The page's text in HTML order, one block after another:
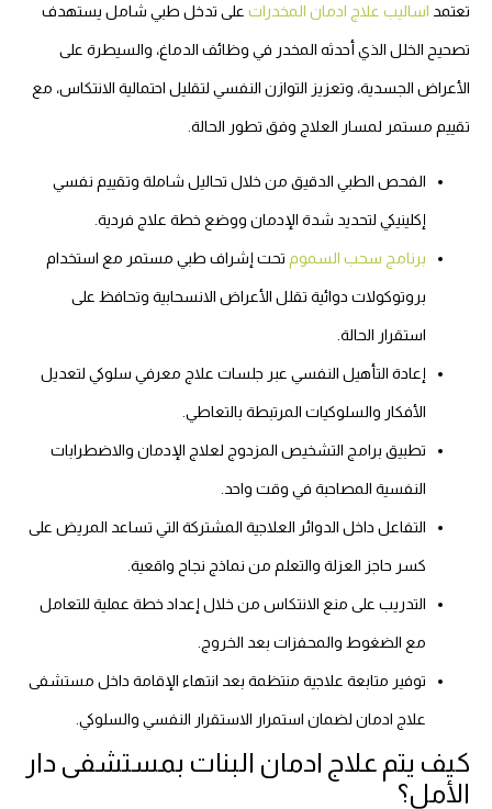
تعتمد اساليب علاج ادمان المخدرات على تدخل طبي شامل يستهدف
تصحيح الخلل الذي أحدثه المخدر في وظائف الدماغ، والسيطرة على
الأعراض الجسدية، وتعزيز التوازن النفسي لتقليل احتمالية الانتكاس، مع
تقييم مستمر لمسار العلاج وفق تطور الحالة.
الفحص الطبي الدقيق من خلال تحاليل شاملة وتقييم نفسي
إكلينيكي لتحديد شدة الإدمان ووضع خطة علاج فردية.
برنامج سحب السموم تحت إشراف طبي مستمر مع استخدام
بروتوكولات دوائية تقلل الأعراض الانسحابية وتحافظ على
استقرار الحالة.
إعادة التأهيل النفسي عبر جلسات علاج معرفي سلوكي لتعديل
الأفكار والسلوكيات المرتبطة بالتعاطي.
تطبيق برامج التشخيص المزدوج لعلاج الإدمان والاضطرابات
النفسية المصاحبة في وقت واحد.
التفاعل داخل الدوائر العلاجية المشتركة التي تساعد المريض على
كسر حاجز العزلة والتعلم من نماذج نجاح واقعية.
التدريب على منع الانتكاس من خلال إعداد خطة عملية للتعامل
مع الضغوط والمحفزات بعد الخروج.
توفير متابعة علاجية منتظمة بعد انتهاء الإقامة داخل مستشفى
علاج ادمان لضمان استمرار الاستقرار النفسي والسلوكي.
كيف يتم علاج ادمان البنات بمستشفى دار
الأمل؟